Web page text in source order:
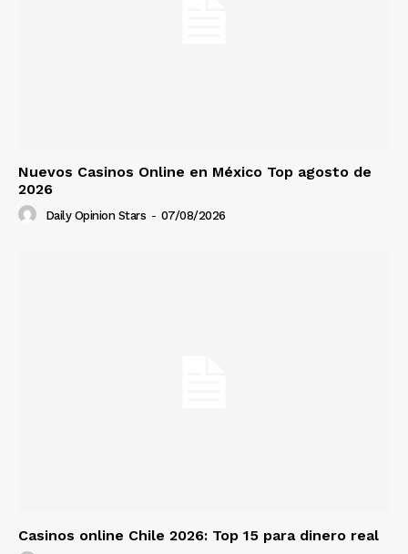
Nuevos Casinos Online en México Top agosto de
2026
Daily Opinion Stars - 07/08/2026
Casinos online Chile 2026: Top 15 para dinero real